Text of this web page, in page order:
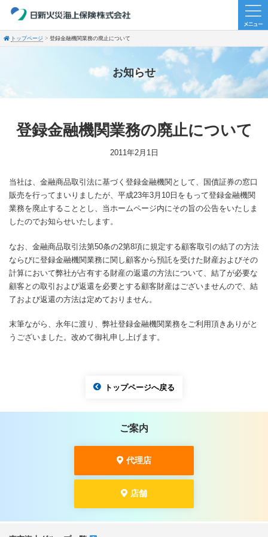
トップページ 登録金融機関業務の廃止について
お知らせ
登録金融機関業務の廃止について
2011年2月1日
当社は、金融商品取引法に基づく登録金融機関として、国債証券の窓口
販売を行ってまいりましたが、平成23年3月10日をもって登録金融機関
業務を廃止することとし、当ホームページ内にその旨の公告をいたしま
したのでお知らせいたします。
なお、金融商品取引法第50条の2第8項に規定する顧客取引の結了の方法
ならびに登録金融機関業務に関し顧客から預託を受けた財産およびその
計算において弊社が占有する財産の返還の方法について、結了が必要な
顧客との取引および返還を必要とする顧客財産はございませんので、結
了および返還の方法は定めておりません。
末筆ながら、永年に渡り、弊社登録金融機関業務をご利用頂きありがと
うございました。改めて御礼申し上げます。
トップページへ戻る
ご案内
代理店
店舗